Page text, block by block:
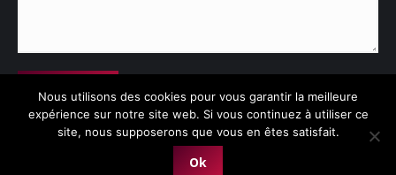
GoldenStone Web Design Sàrl - Fribourg
Nous utilisons des cookies pour vous garantir la meilleure
expérience sur notre site web. Si vous continuez à utiliser ce
site, nous supposerons que vous en êtes satisfait.
Ok